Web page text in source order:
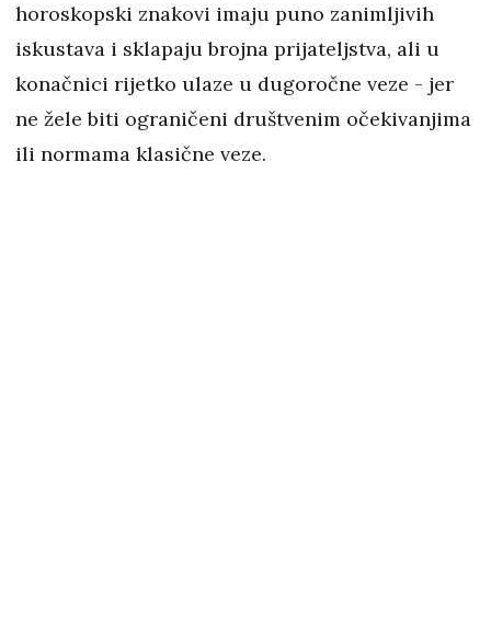
horoskopski znakovi imaju puno zanimljivih
iskustava i sklapaju brojna prijateljstva, ali u
konačnici rijetko ulaze u dugoročne veze - jer
ne žele biti ograničeni društvenim očekivanjima
ili normama klasične veze.